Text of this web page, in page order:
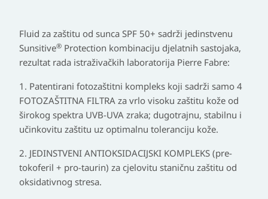
Fluid za zaštitu od sunca SPF 50+ sadrži jedinstvenu
Sunsitive® Protection kombinaciju djelatnih sastojaka,
rezultat rada istraživačkih laboratorija Pierre Fabre:
1. Patentirani fotozaštitni kompleks koji sadrži samo 4
FOTOZAŠTITNA FILTRA za vrlo visoku zaštitu kože od
širokog spektra UVB-UVA zraka; dugotrajnu, stabilnu i
učinkovitu zaštitu uz optimalnu toleranciju kože.
2. JEDINSTVENI ANTIOKSIDACIJSKI KOMPLEKS (pre-
tokoferil + pro-taurin) za cjelovitu staničnu zaštitu od
oksidativnog stresa.